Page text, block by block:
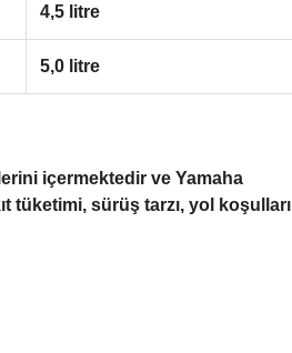
4,5 litre
5,0 litre
içermektedir ve Yamaha
tüketimi, sürüş tarzı, yol koşulları